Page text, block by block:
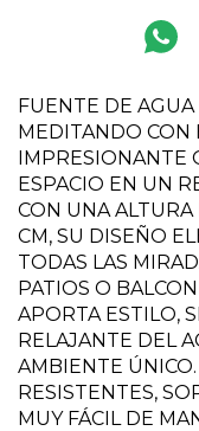
FUENTE DE
MEDITANDO CON
IMPRESIONANTE
ESPACIO EN UN
CON UNA
CM, SU DISEÑO
TODAS LAS
PATIOS O
APORTA ESTILO,
RELAJANTE DEL
AMBIENTE
RESISTENTES,
MUY FÁCIL DE